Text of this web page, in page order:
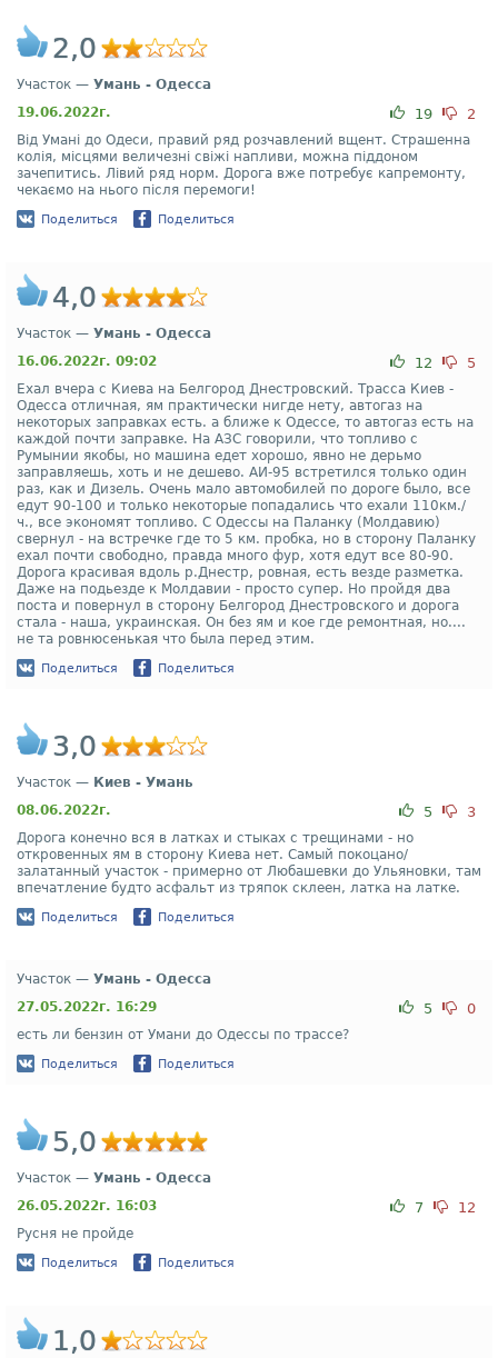
2,0
Участок — Умань - Одесса
19.06.2022г.
19 2
Від Умані до Одеси, правий ряд розчавлений вщент. Страшенна
колія, місцями величезні свіжі напливи, можна піддоном
зачепитись. Лівий ряд норм. Дорога вже потребує капремонту,
чекаємо на нього після перемоги!
Поделиться Поделиться
4,0
Участок — Умань - Одесса
16.06.2022г. 09:02
12 5
Ехал вчера с Киева на Белгород Днестровский. Трасса Киев -
Одесса отличная, ям практически нигде нету, автогаз на
некоторых заправках есть. а ближе к Одессе, то автогаз есть на
каждой почти заправке. На АЗС говорили, что топливо с
Румынии якобы, но машина едет хорошо, явно не дерьмо
заправляешь, хоть и не дешево. АИ-95 встретился только один
раз, как и Дизель. Очень мало автомобилей по дороге было, все
едут 90-100 и только некоторые попадались что ехали 110км./
ч., все экономят топливо. С Одессы на Паланку (Молдавию)
свернул - на встречке где то 5 км. пробка, но в сторону Паланку
ехал почти свободно, правда много фур, хотя едут все 80-90.
Дорога красивая вдоль р.Днестр, ровная, есть везде разметка.
Даже на подьезде к Молдавии - просто супер. Но пройдя два
поста и повернул в сторону Белгород Днестровского и дорога
стала - наша, украинская. Он без ям и кое где ремонтная, но....
не та ровнюсенькая что была перед этим.
Поделиться Поделиться
3,0
Участок — Киев - Умань
08.06.2022г.
5 3
Дорога конечно вся в латках и стыках с трещинами - но
откровенных ям в сторону Киева нет. Самый покоцано/
залатанный участок - примерно от Любашевки до Ульяновки, там
впечатление будто асфальт из тряпок склеен, латка на латке.
Поделиться Поделиться
Участок — Умань - Одесса
27.05.2022г. 16:29
5 0
есть ли бензин от Умани до Одессы по трассе?
Поделиться Поделиться
5,0
Участок — Умань - Одесса
26.05.2022г. 16:03
7 12
Русня не пройде
Поделиться Поделиться
1,0